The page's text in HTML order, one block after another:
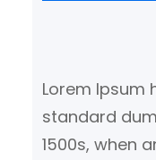
Lorem Ipsum
standard
1500s, when